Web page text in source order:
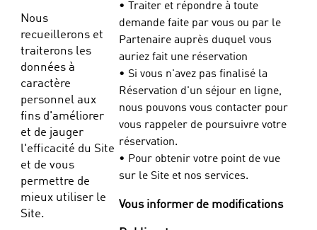
Nous
recueillerons et
traiterons les
données à
caractère
personnel aux
fins d'améliorer
et de jauger
l'efficacité du Site
et de vous
permettre de
mieux utiliser le
Site.
• Traiter et répondre à toute
demande faite par vous ou par le
Partenaire auprès duquel vous
auriez fait une réservation
• Si vous n'avez pas finalisé la
Réservation d'un séjour en ligne,
nous pouvons vous contacter pour
vous rappeler de poursuivre votre
réservation.
• Pour obtenir votre point de vue
sur le Site et nos services.
Vous informer de modifications